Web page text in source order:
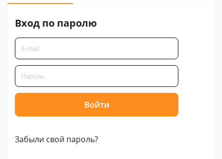
Вход по паролю
Забыли свой пароль?